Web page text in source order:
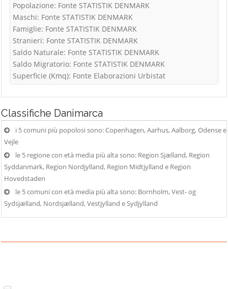
Popolazione: Fonte STATISTIK DENMARK
Maschi: Fonte STATISTIK DENMARK
Famiglie: Fonte STATISTIK DENMARK
Stranieri: Fonte STATISTIK DENMARK
Saldo Naturale: Fonte STATISTIK DENMARK
Saldo Migratorio: Fonte STATISTIK DENMARK
Superficie (Kmq): Fonte Elaborazioni Urbistat
Classifiche Danimarca
i 5 comuni più popolosi sono: Copenhagen, Aarhus, Aalborg, Odense e
Vejle
le 5 regione con età media più alta sono: Region Sjælland, Region
Syddanmark, Region Nordjylland, Region Midtjylland e Region
Hovedstaden
le 5 comuni con età media più alta sono: Bornholm, Vest- og
Sydsjælland, Nordsjælland, Vestjylland e Sydjylland